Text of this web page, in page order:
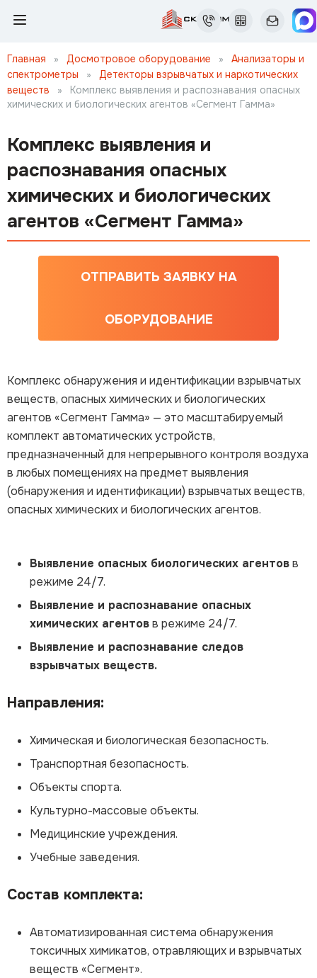
Главная » Досмотровое оборудование »
Анализаторы и
спектрометры
»
Детекторы взрывчатых и наркотических
веществ
»
Комплекс выявления и распознавания опасных
химических и биологических агентов «Сегмент Гамма»
Комплекс выявления и
распознавания опасных
химических и биологических
агентов «Сегмент Гамма»
ОТПРАВИТЬ ЗАЯВКУ НА
ОБОРУДОВАНИЕ
Комплекс обнаружения и идентификации взрывчатых
веществ, опасных химических и биологических
агентов «Сегмент Гамма» — это масштабируемый
комплект автоматических устройств,
предназначенный для непрерывного контроля воздуха
в любых помещениях на предмет выявления
(обнаружения и идентификации) взрывчатых веществ,
опасных химических и биологических агентов.
Выявление опасных биологических агентовв
режиме 24/7.
Выявление и распознавание опасных
химических агентовв режиме 24/7.
Выявление и распознавание следов
взрывчатых веществ.
Направления:
Химическая и биологическая безопасность.
Транспортная безопасность.
Объекты спорта.
Культурно-массовые объекты.
Медицинские учреждения.
Учебные заведения.
Состав комплекта:
Автоматизированная система обнаружения
токсичных химикатов, отравляющих и взрывчатых
веществ «Сегмент».